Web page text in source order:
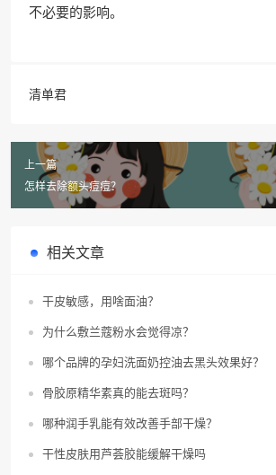
不必要的影响。
清单君
上一篇
怎样去除额头痘痘？
相关文章
干皮敏感，用啥面油？
为什么敷兰蔻粉水会觉得凉？
哪个品牌的孕妇洗面奶控油去黑头效果好？
骨胶原精华素真的能去斑吗？
哪种润手乳能有效改善手部干燥？
干性皮肤用芦荟胶能缓解干燥吗